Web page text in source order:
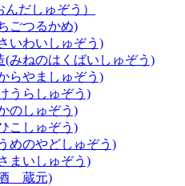
だしゅぞう）
ごつるかめ)
いわいしゅぞう)
(みねのはくばいしゅぞう)
らやましゅぞう)
うらしゅぞう)
のしゅぞう)
こしゅぞう)
めのやどしゅぞう)
まいしゅぞう)
蔵元)